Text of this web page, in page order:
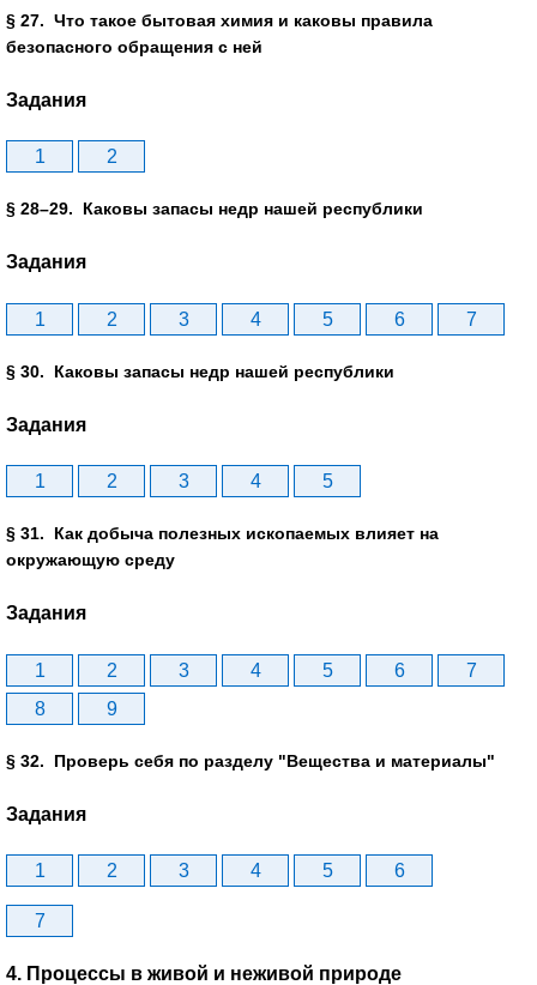
§ 27. Что такое бытовая химия и каковы правила
безопасного обращения с ней
Задания
1 2
§ 28–29. Каковы запасы недр нашей республики
Задания
1 2 3 4 5 6 7
§ 30. Каковы запасы недр нашей республики
Задания
1 2 3 4 5
§ 31. Как добыча полезных ископаемых влияет на
окружающую среду
Задания
1 2 3 4 5 6
7
8
9
§ 32. Проверь себя по разделу "Вещества и материалы"
Задания
1 2 3 4 5 6
7
4. Процессы в живой и неживой природе